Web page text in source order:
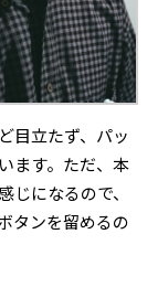
目立たず、パッ
ます。ただ、本
になるので、
タンを留めるの